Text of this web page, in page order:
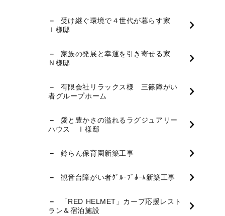
受け継ぐ環境で４世代が暮らす家
Ｉ様邸
家族の発展と幸運を引き寄せる家
Ｎ様邸
有限会社リラックス様 三篠障がい
者グループホーム
愛と豊かさの溢れるラグジュアリー
ハウス Ⅰ様邸
鈴らん保育園新築工事
観音台障がい者ｸﾞﾙｰﾌﾟﾎｰﾑ新築工事
「RED HELMET」カープ応援レスト
ラン＆宿泊施設